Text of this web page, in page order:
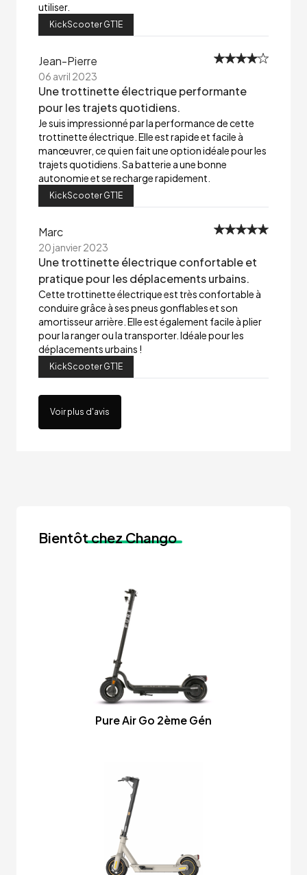
utiliser.
KickScooter GT1E
Jean-Pierre
06 avril 2023
Une trottinette électrique performante
pour les trajets quotidiens.
Je suis impressionné par la performance de cette
trottinette électrique. Elle est rapide et facile à
manœuvrer, ce qui en fait une option idéale pour les
trajets quotidiens. Sa batterie a une bonne
autonomie et se recharge rapidement.
KickScooter GT1E
Marc
20 janvier 2023
Une trottinette électrique confortable et
pratique pour les déplacements urbains.
Cette trottinette électrique est très confortable à
conduire grâce à ses pneus gonflables et son
amortisseur arrière. Elle est également facile à plier
pour la ranger ou la transporter. Idéale pour les
déplacements urbains !
KickScooter GT1E
Voir plus d'avis
Bientôtchez Chango
Pure Air Go 2ème Gén